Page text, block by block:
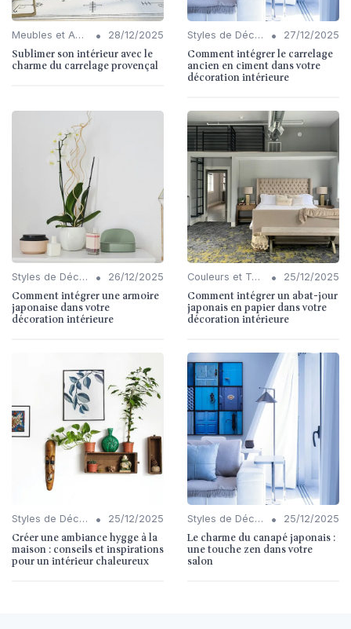
Meubles et Accessoires • 28/12/2025
Sublimer son intérieur avec le
charme du carrelage provençal
Styles de Décoration Intérieure • 27/12/2025
Comment intégrer le carrelage
ancien en ciment dans votre
décoration intérieure
Styles de Décoration Intérieure • 26/12/2025
Comment intégrer une armoire
japonaise dans votre
décoration intérieure
Couleurs et Textures • 25/12/2025
Comment intégrer un abat-jour
japonais en papier dans votre
décoration intérieure
Styles de Décoration Intérieure • 25/12/2025
Créer une ambiance hygge à la
maison : conseils et inspirations
pour un intérieur chaleureux
Styles de Décoration Intérieure • 25/12/2025
Le charme du canapé japonais :
une touche zen dans votre
salon